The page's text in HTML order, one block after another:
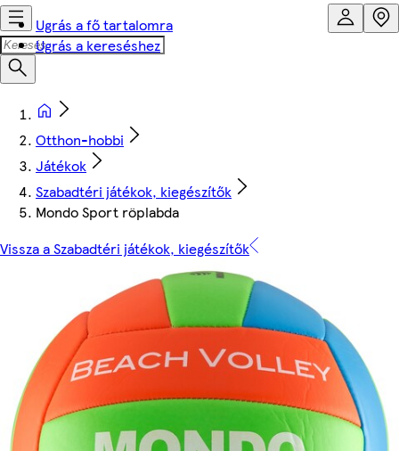
Ugrás a fő tartalomra
Ugrás a kereséshez
Otthon-hobbi
Játékok
Szabadtéri játékok, kiegészítők
Mondo Sport röplabda
Vissza a Szabadtéri játékok, kiegészítők